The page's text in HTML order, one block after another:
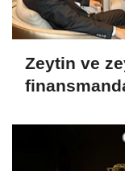
Zeytin ve